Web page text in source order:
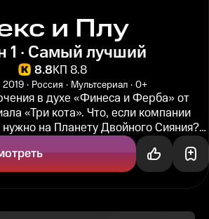
и Плу
1 · Самый лучший
8.8КП 8.8
2019 Россия Мультсериал 0+
в духе «Финеса и Ферба» от
«Три кота». Что, если компании
нужно на Планету Двойного Сияния?